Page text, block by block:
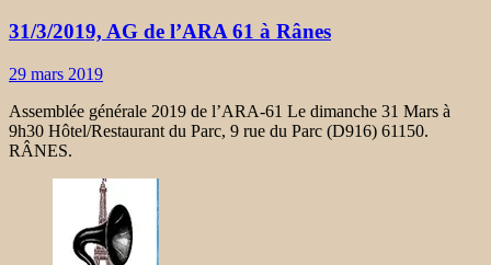
31/3/2019, AG de l’ARA 61 à Rânes
29 mars 2019
Assemblée générale 2019 de l’ARA-61 Le dimanche 31 Mars à
9h30 Hôtel/Restaurant du Parc, 9 rue du Parc (D916) 61150.
RÂNES.